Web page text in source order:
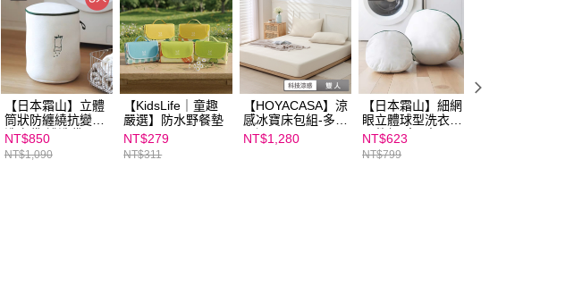
５．嚴禁一人註冊多個帳號或使用他人資訊註冊。若發現惡意使用之情
形，恩沛科技股份有限公司將有權停止該用戶之使用額度並採取法律行
動。
【日本霜山】立體
筒狀防纏繞抗變形
洗衣袋/護洗袋-3入
NT$850
NT$1,090
【KidsLife｜童趣
嚴選】防水野餐墊
NT$279
NT$311
【HOYACASA】涼
感冰寶床包組-多色
可選
NT$1,280
【日本霜山】細網
眼立體球型洗衣袋
二件組(大&中)
NT$623
NT$799